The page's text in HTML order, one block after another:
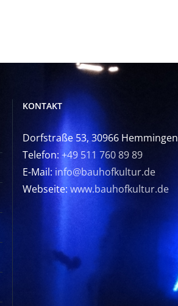
KONTAKT
Dorfstraße 53, 30966 Hemmingen
Telefon: +49 511 760 89 89
E-Mail: info@bauhofkultur.de
Webseite: www.bauhofkultur.de